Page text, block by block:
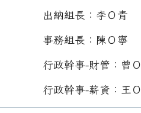
出納組長：李Ｏ青
事務組長：陳Ｏ寧
行政幹事-財管：曾
行政幹事-薪資：王Ｏ